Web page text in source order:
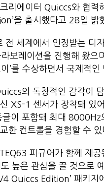
리에이터 Quiccs와 협력
을 출시했다고 28일 밝
세계에서 인정받는 디
라보레이션을 진행해 왔
’를 수상하면서 국제적인
의 독창적인 감각이
XS-1 센서가 장착돼 있
이 포함돼 최대 8000Hz
한 컨트롤을 경험할 수 있
피규어가 함께 제공
높은 관심을 끌 것으로
Quiccs Edition’ 패키지